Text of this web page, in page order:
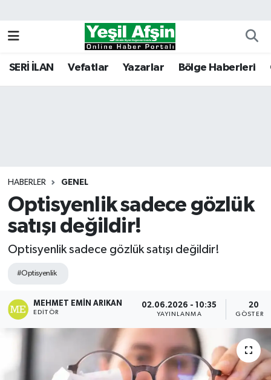
SERİ İLAN Vefatlar Yazarlar Bölge Haberleri
HABERLER GENEL
Optisyenlik sadece gözlük
satışı değildir!
Optisyenlik sadece gözlük satışı değildir!
#Optisyenlik
MEHMET EMIN ARIKAN
EDITÖR
02.06.2026 - 10:35
YAYINLANMA
20
Kahramanmaraş Nöbetçi Eczaneler
Tüm Manşetler
Son Dakika Haberleri